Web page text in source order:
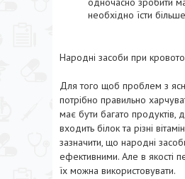
необхідно їсти
Народні засоби при
Для того щоб проблем з
потрібно правильно
має бути багато продуктів,
входить білок та різні
зазначити, що народні
ефективними. Але в якості
їх можна використовувати.